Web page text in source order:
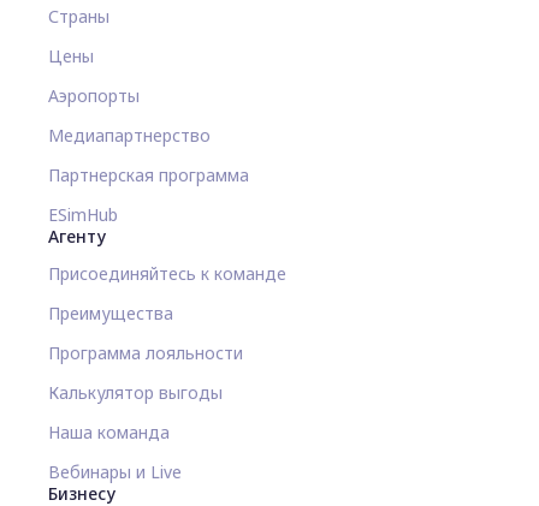
Страны
Цены
Аэропорты
Медиапартнерство
Партнерская программа
ESimHub
Агенту
Присоединяйтесь к команде
Преимущества
Программа лояльности
Калькулятор выгоды
Наша команда
Вебинары и Live
Бизнесу